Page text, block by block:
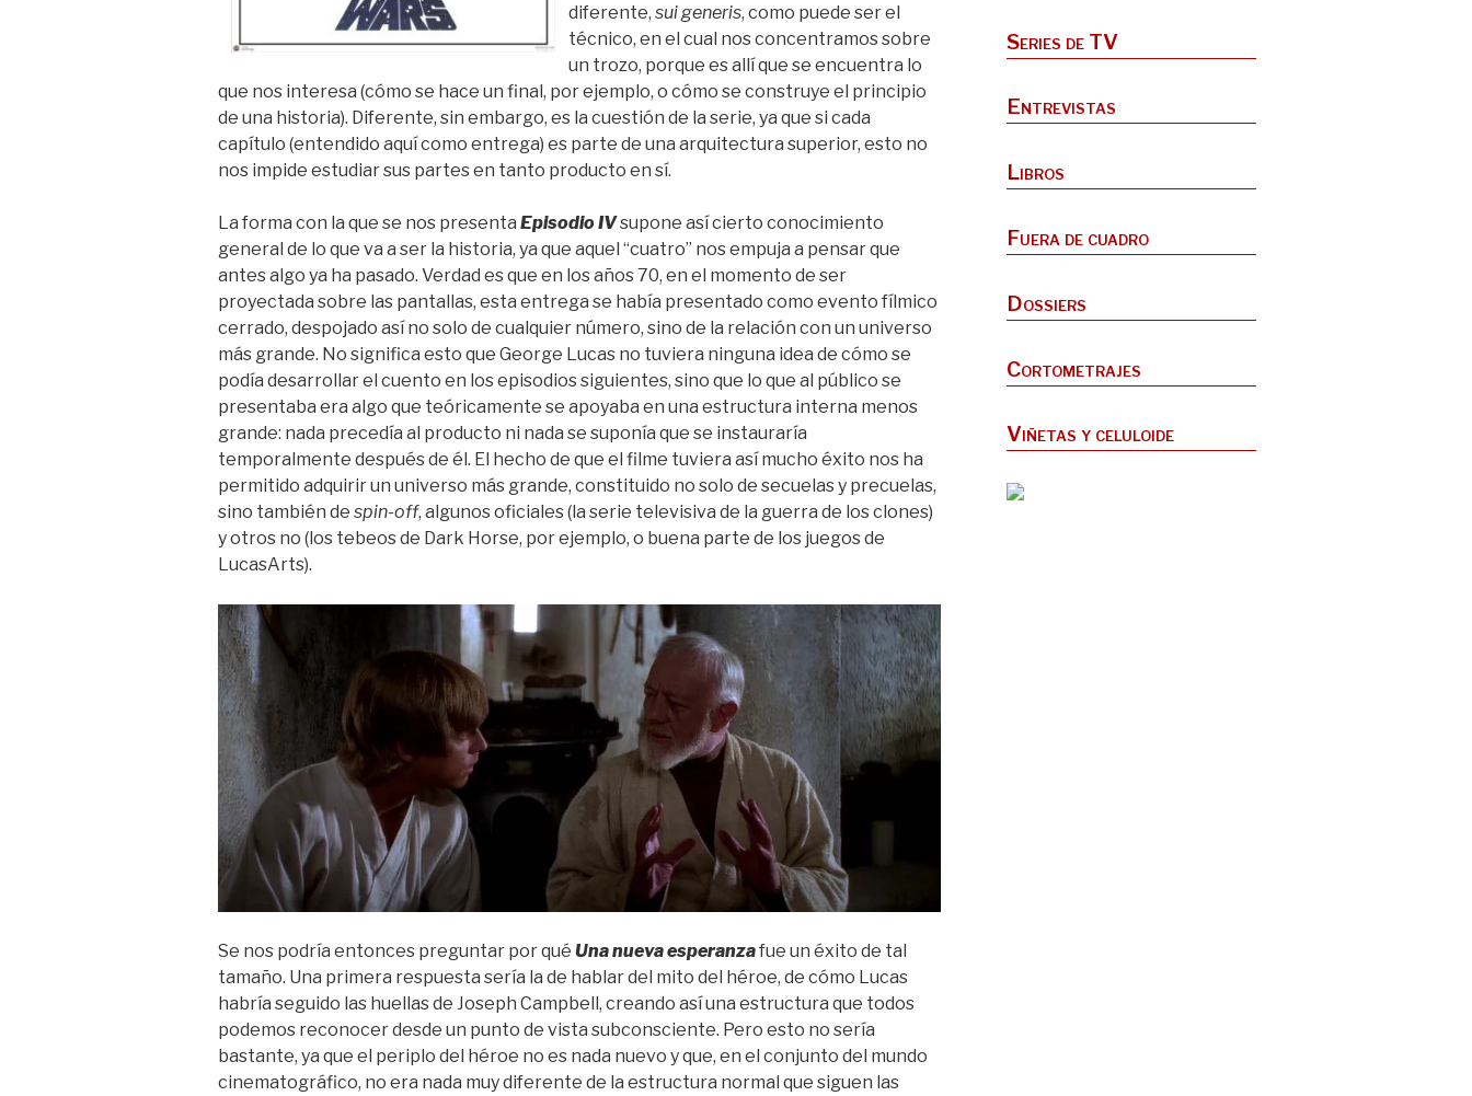
diferente, sui generis, como puede ser el
técnico, en el cual nos concentramos sobre
un trozo, porque es allí que se encuentra lo
que nos interesa (cómo se hace un final, por ejemplo, o cómo se construye el principio
de una historia). Diferente, sin embargo, es la cuestión de la serie, ya que si cada
capítulo (entendido aquí como entrega) es parte de una arquitectura superior, esto no
nos impide estudiar sus partes en tanto producto en sí.
La forma con la que se nos presenta Episodio IVsupone así cierto conocimiento
general de lo que va a ser la historia, ya que aquel “cuatro” nos empuja a pensar que
antes algo ya ha pasado. Verdad es que en los años 70, en el momento de ser
proyectada sobre las pantallas, esta entrega se había presentado como evento fílmico
cerrado, despojado así no solo de cualquier número, sino de la relación con un universo
más grande. No significa esto que George Lucas no tuviera ninguna idea de cómo se
podía desarrollar el cuento en los episodios siguientes, sino que lo que al público se
presentaba era algo que teóricamente se apoyaba en una estructura interna menos
grande: nada precedía al producto ni nada se suponía que se instauraría
temporalmente después de él. El hecho de que el filme tuviera así mucho éxito nos ha
permitido adquirir un universo más grande, constituido no solo de secuelas y precuelas,
sino también de spin-off, algunos oficiales (la serie televisiva de la guerra de los clones)
y otros no (los tebeos de Dark Horse, por ejemplo, o buena parte de los juegos de
LucasArts).
Se nos podría entonces preguntar por qué Una nueva esperanzafue un éxito de tal
tamaño. Una primera respuesta sería la de hablar del mito del héroe, de cómo Lucas
habría seguido las huellas de Joseph Campbell, creando así una estructura que todos
podemos reconocer desde un punto de vista subconsciente. Pero esto no sería
bastante, ya que el periplo del héroe no es nada nuevo y que, en el conjunto del mundo
cinematográfico, no era nada muy diferente de la estructura normal que siguen las
Series de TV
Entrevistas
Libros
Fuera de cuadro
Dossiers
Cortometrajes
Viñetas y celuloide